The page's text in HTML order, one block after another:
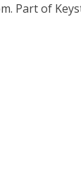
Part of